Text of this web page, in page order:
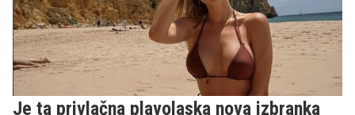
Je ta privlačna plavolaska nova izbranka